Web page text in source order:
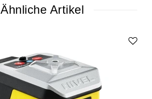
Ähnliche Artikel